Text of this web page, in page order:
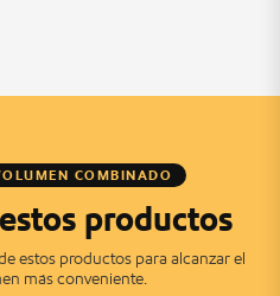
COMBINADO
productos
estos productos para alcanzar el
más conveniente.